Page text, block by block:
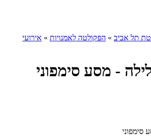
תל אביב » הפקולטה לאמנויות » אירועי
- מסע סימפוני